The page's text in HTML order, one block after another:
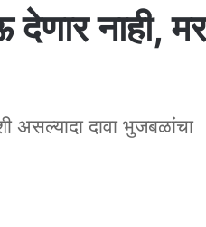
देणार नाही,
असल्यादा दावा भुजबळांचा